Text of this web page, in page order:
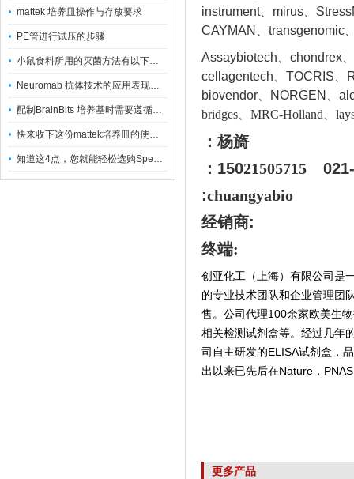
mattek 培养皿操作与存放要求
PE管进行试压的步骤
小鼠食料所用的灭菌方法有以下三种
Neuromab 抗体技术的应用表现在这几方面
配制BrainBits 培养基时需要遵循的原则
快来收下这份mattek培养皿的使用指南
知道这4点，您就能轻松选购Spectrum 膜
instrument、mirus、
CAYMAN、transgenomic
Assaybiotech、chondrex
cellagentech、TOCRIS、
biovendor、NORGEN、a
bridges、MRC-Holland、
：杨旖
：15021505715
021-
:chuangyabio
经销商:
终端:
创亚化工（上海）有限公司是
的专业技术团队和企业管理团
售。公司代理100余家欧美生
相关检测试剂盒等。经过几年
司自主研发的ELISA试剂盒，
出以来已先后在Nature，
更多产品